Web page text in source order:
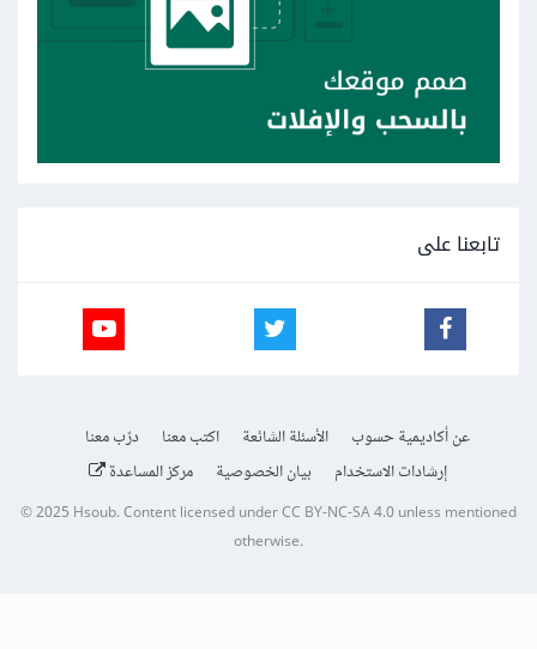
تابعنا على
عن أكاديمية حسوب الأسئلة الشائعة اكتب معنا
درّب معنا
إرشادات الاستخدام
بيان الخصوصية مركز المساعدة
© 2025 Hsoub.Content licensed underCC BY-NC-SA 4.0unless mentioned
otherwise.